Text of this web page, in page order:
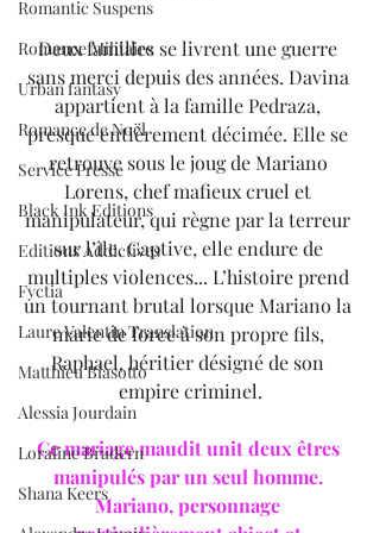
Romantic Suspens
Romance Militaire
Urban fantasy
Romance de Noël
Service Presse
Black Ink Editions
Editions Addictives
Fyctia
Laure Valentin Translation
Matthieu Biasotto
Alessia Jourdain
Loraline Bradern
Shana Keers
Deux familles se livrent une guerre
sans merci depuis des années. Davina
appartient à la famille Pedraza,
presque entièrement décimée. Elle se
retrouve sous le joug de Mariano
Lorens, chef mafieux cruel et
manipulateur, qui règne par la terreur
sur l’île. Captive, elle endure de
multiples violences... L’histoire prend
un tournant brutal lorsque Mariano la
marie de force à son propre fils,
Raphael, héritier désigné de son
empire criminel.
Ce mariage maudit unit deux êtres
manipulés par un seul homme.
Mariano, personnage